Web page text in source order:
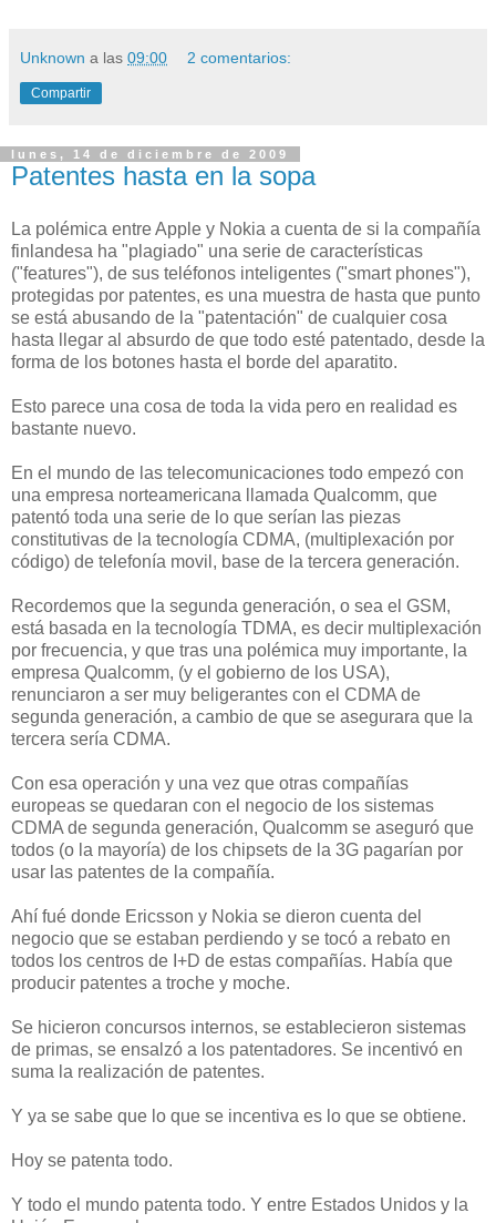
Unknown a las 09:00 2 comentarios:
Compartir
lunes, 14 de diciembre de 2009
Patentes hasta en la sopa
La polémica entre Apple y Nokia a cuenta de si la compañía
finlandesa ha "plagiado" una serie de características
("features"), de sus teléfonos inteligentes ("smart phones"),
protegidas por patentes, es una muestra de hasta que punto
se está abusando de la "patentación" de cualquier cosa
hasta llegar al absurdo de que todo esté patentado, desde la
forma de los botones hasta el borde del aparatito.
Esto parece una cosa de toda la vida pero en realidad es
bastante nuevo.
En el mundo de las telecomunicaciones todo empezó con
una empresa norteamericana llamada Qualcomm, que
patentó toda una serie de lo que serían las piezas
constitutivas de la tecnología CDMA, (multiplexación por
código) de telefonía movil, base de la tercera generación.
Recordemos que la segunda generación, o sea el GSM,
está basada en la tecnología TDMA, es decir multiplexación
por frecuencia, y que tras una polémica muy importante, la
empresa Qualcomm, (y el gobierno de los USA),
renunciaron a ser muy beligerantes con el CDMA de
segunda generación, a cambio de que se asegurara que la
tercera sería CDMA.
Con esa operación y una vez que otras compañías
europeas se quedaran con el negocio de los sistemas
CDMA de segunda generación, Qualcomm se aseguró que
todos (o la mayoría) de los chipsets de la 3G pagarían por
usar las patentes de la compañía.
Ahí fué donde Ericsson y Nokia se dieron cuenta del
negocio que se estaban perdiendo y se tocó a rebato en
todos los centros de I+D de estas compañías. Había que
producir patentes a troche y moche.
Se hicieron concursos internos, se establecieron sistemas
de primas, se ensalzó a los patentadores. Se incentivó en
suma la realización de patentes.
Y ya se sabe que lo que se incentiva es lo que se obtiene.
Hoy se patenta todo.
Y todo el mundo patenta todo. Y entre Estados Unidos y la